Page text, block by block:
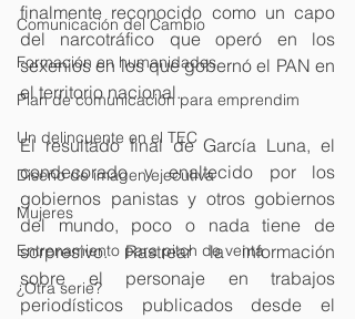
Comunicación del Cambio
Formación en humanidades
Plan de comunicación para emprendim
Un delincuente en el TEC
Diseño de imagen ejecutiva
Mujeres
Entrenamiento para pitch de venta
¿Otra serie?
finalmente reconocido como un capo
del narcotráfico que operó en los
sexenios en los que gobernó el PAN en
el territorio nacional.
El resultado final de García Luna, el
condecorado y enaltecido por los
gobiernos panistas y otros gobiernos
del mundo, poco o nada tiene de
sorpresivo. Rastrear la información
sobre el personaje en trabajos
periodísticos publicados desde el